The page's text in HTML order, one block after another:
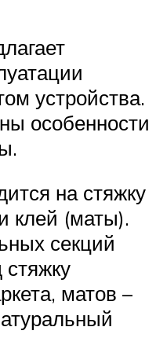
устройства.
особенности
на стяжку
клей (маты).
секций
матов –